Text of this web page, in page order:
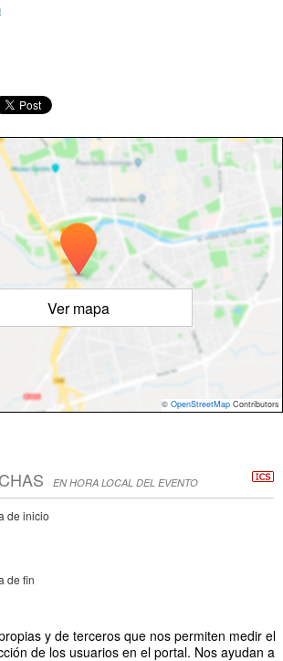
y de terceros que nos permiten medir el
de los usuarios en el portal. Nos ayudan a
Ver mapa
© OpenStreetMap Contributors
EN HORA LOCAL DEL EVENTO
de inicio
de fin